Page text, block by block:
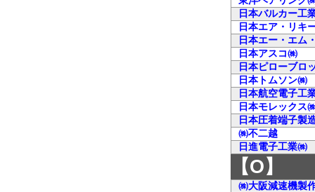
日本バルカー工
日本エア・リキ
日本エー・エム
日本アスコ㈱
日本ピローブロ
日本トムソン㈱
日本航空電子工
日本モレックス
日本圧着端子製
㈱不二越
日進電子工業㈱
【O】
㈱大阪減速機製